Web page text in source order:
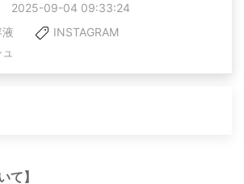
2025-09-04 09:33:24
INSTAGRAM
て】